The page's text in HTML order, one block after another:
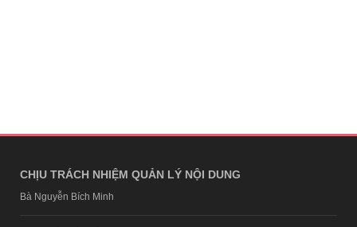
CHỊU TRÁCH NHIỆM QUẢN LÝ NỘI DUNG
Bà Nguyễn Bích Minh